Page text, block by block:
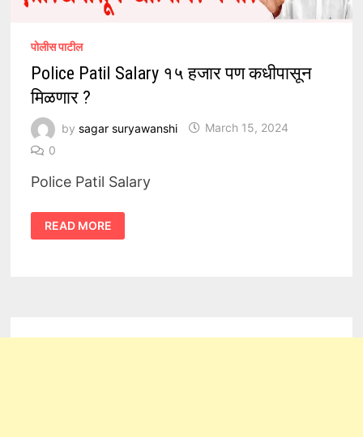
पोलीस पाटील
Police Patil Salary १५ हजार पण कधीपासून
मिळणार ?
by sagar suryawanshi
March 15, 2024
0
Police Patil Salary
POLICE
PATIL
SALARY
READ MORE